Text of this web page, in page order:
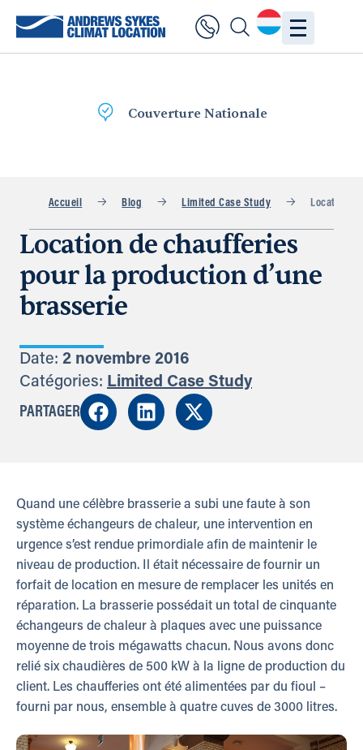
Livraisonrapide
Accueil Blog Limited Case Study Location
Location de chaufferies
pour la production d’une
brasserie
Date: 2 novembre 2016
Catégories: Limited Case Study
PARTAGER
Quand une célèbre brasserie a subi une faute à son
système échangeurs de chaleur, une intervention en
urgence s’est rendue primordiale afin de maintenir le
niveau de production. Il était nécessaire de fournir un
forfait de location en mesure de remplacer les unités en
réparation. La brasserie possédait un total de cinquante
échangeurs de chaleur à plaques avec une puissance
moyenne de trois mégawatts chacun. Nous avons donc
relié six chaudières de 500 kW à la ligne de production du
client. Les chaufferies ont été alimentées par du fioul –
fourni par nous, ensemble à quatre cuves de 3000 litres.